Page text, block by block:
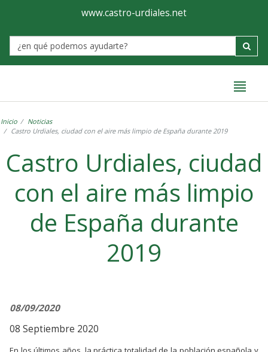
Ayuntamiento
de
Castro-
www.castro-urdiales.net
Label
Inicio
Noticias
Castro Urdiales, ciudad con el aire más limpio de España durante 2019
Castro Urdiales, ciudad
con el aire más limpio
de España durante
2019
08/09/2020
08 Septiembre 2020